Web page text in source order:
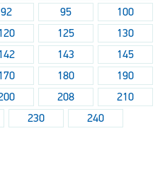
92 95
100
125
130
143
145
180
190
208
210
230 240